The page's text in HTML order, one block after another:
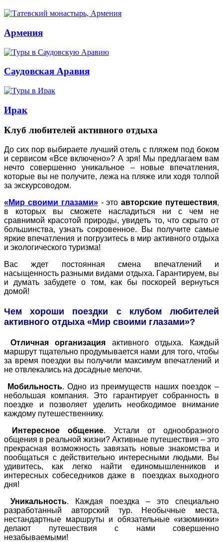
Армения
Саудовская Аравия
Ирак
Клуб любителей активного отдыха
До сих пор выбираете лучший отель с пляжем под боком
и сервисом «Все включено»? А зря! Мы предлагаем вам
нечто совершенно уникальное – новые впечатления,
которые вы не получите, лежа на пляже или ходя толпой
за экскурсоводом.
«Мир своими глазами»- этоавторские путешествия,
в которых вы сможете насладиться ни с чем не
сравнимой красотой природы, увидеть то, что скрыто от
большинства, узнать сокровенное. Вы получите самые
яркие впечатления и погрузитесь в мир активного отдыха
и экологического туризма!
Вас ждет постоянная смена впечатлений и
насыщенность разными видами отдыха. Гарантируем, вы
и думать забудете о том, как бы поскорей вернуться
домой!
Чем хороши поездки с клубом любителей
активного отдыха «Мир своими глазами»?
Отличная организация активного отдыха. Каждый
маршрут тщательно продумывается нами для того, чтобы
за время поездки вы получили максимум впечатлений и
не отвлекались на досадные мелочи.
Мобильность. Одно из преимуществ наших поездок –
небольшая компания. Это гарантирует собранность в
поездке и позволяет уделить необходимое внимание
каждому путешественнику.
Интересное общение. Устали от однообразного
общения в реальной жизни? Активные путешествия – это
прекрасная возможность завязать новые знакомства и
пообщаться с действительно интересными людьми. Вы
удивитесь, как легко найти единомышленников и
интересных собеседников даже в поездках выходного
дня!
Уникальность. Каждая поездка – это специально
разработанный авторский тур. Необычные места,
нестандартные маршруты и обязательные «изюминки»
делают путешествия с нами совершенно
незабываемыми!